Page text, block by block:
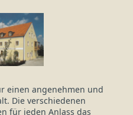
einen angenehmen und
Die verschiedenen
für jeden Anlass das